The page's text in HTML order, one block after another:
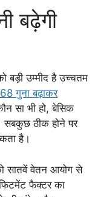
बढ़ेगी
बड़ी उम्मीद है उच्चतम
गुना बढ़ाकर
सा भी हो, बेसिक
सबकुछ ठीक होने पर
है।
सातवें वेतन आयोग से
फैक्टर का